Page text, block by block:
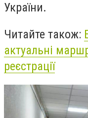
України.
Читайте також:
актуальні
реєстрації